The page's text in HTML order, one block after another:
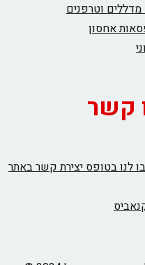
וטרפנים
אחסון
קשר
לנו בטופס יצירת קשר באתר